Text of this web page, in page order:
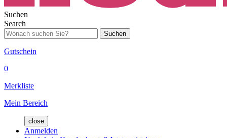
Suchen
Search
Suchen
Gutschein
0
Merkliste
Mein Bereich
close
Anmelden